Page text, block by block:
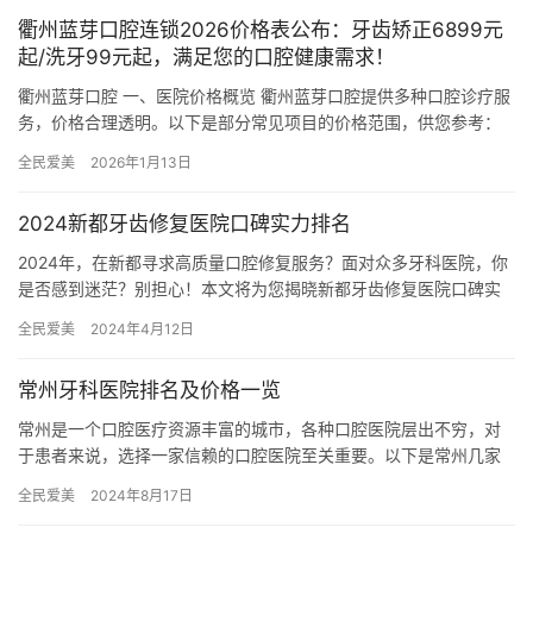
衢州蓝芽口腔连锁2026价格表公布：牙齿矫正6899元
起/洗牙99元起，满足您的口腔健康需求！
衢州蓝芽口腔 一、医院价格概览 衢州蓝芽口腔提供多种口腔诊疗服
务，价格合理透明。以下是部分常见项目的价格范围，供您参考：
全民爱美 2026年1月13日
2024新都牙齿修复医院口碑实力排名
2024年，在新都寻求高质量口腔修复服务？面对众多牙科医院，你
是否感到迷茫？别担心！本文将为您揭晓新都牙齿修复医院口碑实
容…
全民爱美 2024年4月12日
常州牙科医院排名及价格一览
常州是一个口腔医疗资源丰富的城市，各种口腔医院层出不穷，对
于患者来说，选择一家信赖的口腔医院至关重要。以下是常州几家
医院…
全民爱美 2024年8月17日